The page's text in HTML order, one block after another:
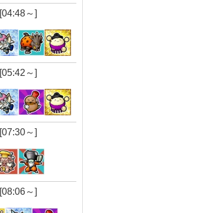
[04:48～]
[05:42～]
[07:30～]
[08:06～]